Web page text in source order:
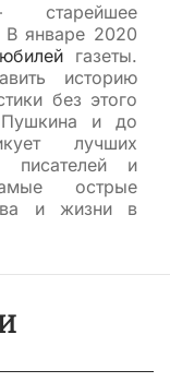
старейшее
В январе 2020
газеты.
историю
без этого
и до
лучших
писателей и
острые
и жизни в